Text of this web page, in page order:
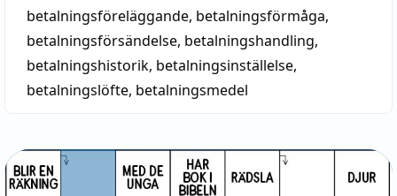
betalningsföreläggande, betalningsförmåga,
betalningsförsändelse, betalningshandling,
betalningshistorik, betalningsinställelse,
betalningslöfte, betalningsmedel